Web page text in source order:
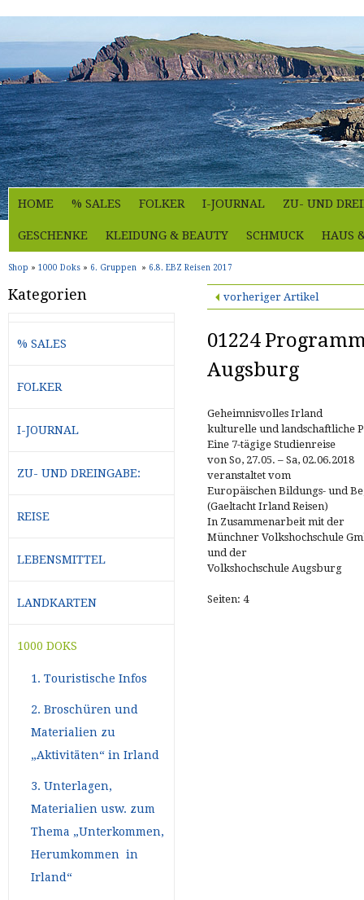
HOME % SALES FOLKER I-JOURNAL ZU- UND
GESCHENKE KLEIDUNG & BEAUTY SCHMUCK HAUS
Shop » 1000 Doks » 6. Gruppen » 6.8. EBZ Reisen 2017
vorheriger Artikel
01224
Augsburg
Geheimnisvolles Irland
kulturelle und landschaftliche
Eine 7-tägige Studienreise
von So, 27.05. – Sa, 02.06.2018
veranstaltet vom
Europäischen Bildungs- und
(Gaeltacht Irland Reisen)
In Zusammenarbeit mit der
Münchner Volkshochschule
und der
Volkshochschule Augsburg
Seiten: 4
Kategorien
% SALES
FOLKER
I-JOURNAL
ZU- UND DREINGABE:
REISE
LEBENSMITTEL
LANDKARTEN
1000 DOKS
1. Touristische Infos
2. Broschüren und
Materialien zu
„Aktivitäten“ in Irland
3. Unterlagen,
Materialien usw. zum
Thema „Unterkommen,
Herumkommen in
Irland“